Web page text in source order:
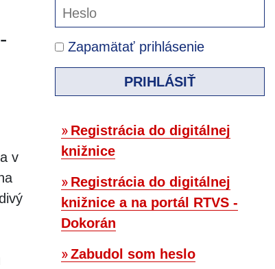
v
Zapamätať prihlásenie
PRIHLÁSIŤ
Registrácia do digitálnej
knižnice
Registrácia do digitálnej
knižnice a na portál RTVS -
Dokorán
Zabudol som heslo